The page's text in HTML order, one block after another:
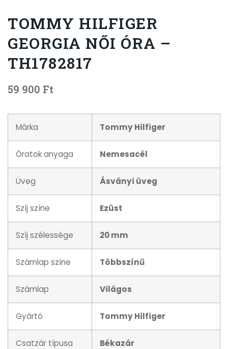
TOMMY HILFIGER
GEORGIA NŐI ÓRA –
TH1782817
59 900 Ft
Márka Tommy Hilfiger
Óratok anyaga Nemesacél
Üveg Ásványi üveg
Szíj színe Ezüst
Szíj szélessége 20 mm
Számlap színe Többszínű
Számlap Világos
Gyártó Tommy Hilfiger
Csatzár típusa Békazár